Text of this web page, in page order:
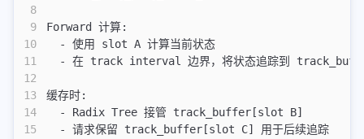
8
9
10
11
12
13
14
15
Forward 计算:
  - 使用 slot A 计算当前状态
- 在 track interval 边界，将状态追踪到
缓存时:
  - Radix Tree 接管 track_buffer[slot B]
  - 请求保留 track_buffer[slot C] 用于后续追踪
Callouts 功能测试
三种不同的代码块测试
test-headings